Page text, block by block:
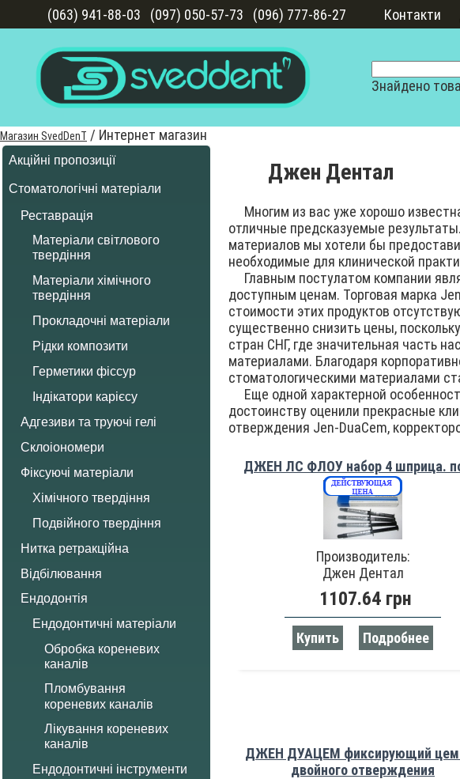
(063) 941-88-03 (097) 050-57-73 (096) 777-86-27 Контакти
Знайдено
Магазин SvedDenT / Интернет магазин
Акційні пропозиції
Стоматологічні матеріали
Реставрація
Матеріали світлового
твердіння
Матеріали хімічного
твердіння
Прокладочні матеріали
Рідки композити
Герметики фіссур
Індікатори карієсу
Адгезиви та труючі гелі
Склоіономери
Фіксуючі матеріали
Хімічного твердіння
Подвійного твердіння
Нитка ретракційна
Відбілювання
Ендодонтія
Ендодонтичні матеріали
Обробка кореневих
каналів
Пломбування
кореневих каналів
Лікування кореневих
каналів
Ендодонтичні інструменти
Джен Дентал
Многим из вас уже хорошо
отличные предсказуемые
материалов мы хотели бы
необходимые для клинической
Главным постулатом компании
доступным ценам. Торговая марка
стоимости этих продуктов
существенно снизить цены,
стран СНГ, где значительная часть
материалами. Благодаря
стоматологическими материалами
Еще одной характерной
достоинству оценили прекрасные
отверждения Jen-DuaCem,
ДЖЕН ЛС ФЛОУ набор 4 шприца.
Производитель:
Джен Дентал
1107.64 грн
Купить Подробнее
ДЖЕН ДУАЦЕМ фиксирующий
двойного отверждения